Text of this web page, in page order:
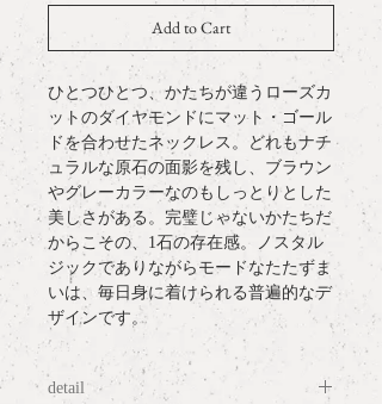
Add to Cart
ひとつひとつ、かたちが違うローズカ
ットのダイヤモンドにマット・ゴール
ドを合わせたネックレス。どれもナチ
ュラルな原石の面影を残し、ブラウン
やグレーカラーなのもしっとりとした
美しさがある。完璧じゃないかたちだ
からこその、1石の存在感。ノスタル
ジックでありながらモードなたたずま
いは、毎日身に着けられる普遍的なデ
ザインです。
detail